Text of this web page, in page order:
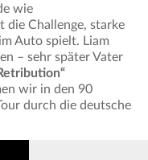
wie
die Challenge, starke
Auto spielt. Liam
– sehr später Vater
wir in den 90
durch die deutsche